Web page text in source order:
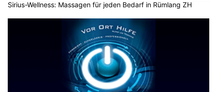
Sirius-Wellness: Massagen für jeden Bedarf in Rümlang ZH